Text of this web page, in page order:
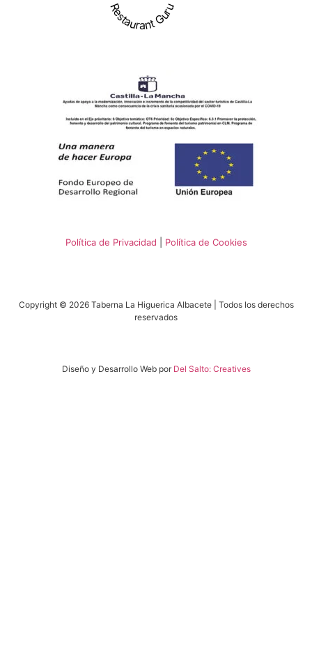
Restaurant Guru
Política de Privacidad Política de Cookies
Copyright © 2026 Taberna La Higuerica Albacete | Todos los derechos
reservados
Diseño y Desarrollo Web por Del Salto: Creatives